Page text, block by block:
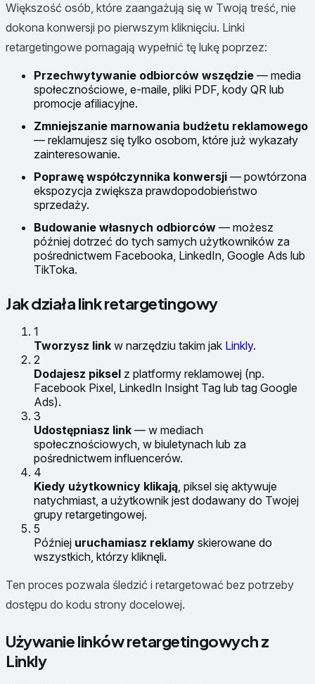
Większość osób, które zaangażują się w Twoją treść, nie
dokona konwersji po pierwszym kliknięciu. Linki
retargetingowe pomagają wypełnić tę lukę poprzez:
Przechwytywanie odbiorców wszędzie — media
społecznościowe, e-maile, pliki PDF, kody QR lub
promocje afiliacyjne.
Zmniejszanie marnowania budżetu reklamowego
— reklamujesz się tylko osobom, które już wykazały
zainteresowanie.
Poprawę współczynnika konwersji — powtórzona
ekspozycja zwiększa prawdopodobieństwo
sprzedaży.
Budowanie własnych odbiorców — możesz
później dotrzeć do tych samych użytkowników za
pośrednictwem Facebooka, LinkedIn, Google Ads lub
TikToka.
Jak działa link retargetingowy
1
Tworzysz link w narzędziu takim jak Linkly.
2
Dodajesz piksel z platformy reklamowej (np.
Facebook Pixel, LinkedIn Insight Tag lub tag Google
Ads).
3
Udostępniasz link — w mediach
społecznościowych, w biuletynach lub za
pośrednictwem influencerów.
4
Kiedy użytkownicy klikają, piksel się aktywuje
natychmiast, a użytkownik jest dodawany do Twojej
grupy retargetingowej.
5
Później uruchamiasz reklamy skierowane do
wszystkich, którzy kliknęli.
Ten proces pozwala śledzić i retargetować bez potrzeby
dostępu do kodu strony docelowej.
Używanie linków retargetingowych z
Linkly